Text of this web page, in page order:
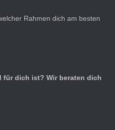
Rahmen dich am besten
dich ist? Wir beraten dich